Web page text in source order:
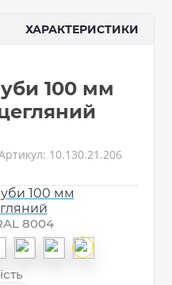
ХАРАКТЕРИСТИКИ
100 мм
10.130.21.206
8004